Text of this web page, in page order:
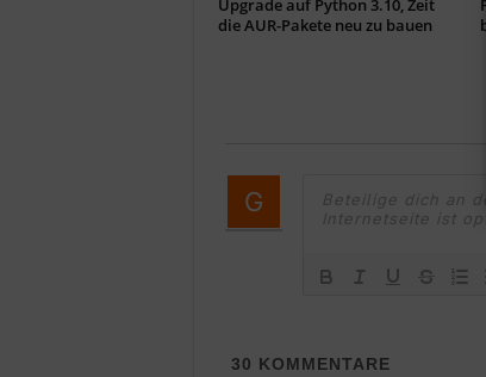
Upgrade auf Python 3.10, Zeit
die AUR-Pakete neu zu bauen
30 KOMMENTARE